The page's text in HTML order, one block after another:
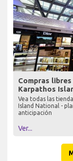
Compras
Karpathos
Vea todas las
Island National -
anticipación
Ver...